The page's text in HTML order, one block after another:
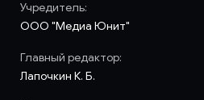
Учредитель:
ООО "Медиа Юнит"
Главный редактор:
Лапочкин К. Б.